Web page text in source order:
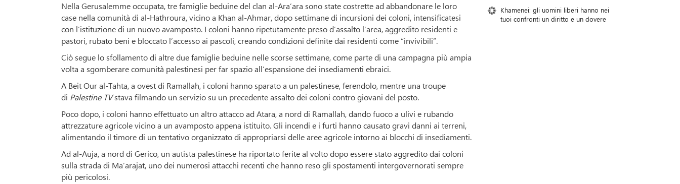
Nella Gerusalemme occupata, tre famiglie beduine del clan al-Ara’ara sono state costrette ad abbandonare le loro
case nella comunità di al-Hathroura, vicino a Khan al-Ahmar, dopo settimane di incursioni dei coloni, intensificatesi
con l’istituzione di un nuovo avamposto. I coloni hanno ripetutamente preso d’assalto l’area, aggredito residenti e
pastori, rubato beni e bloccato l’accesso ai pascoli, creando condizioni definite dai residenti come “invivibili”.
Ciò segue lo sfollamento di altre due famiglie beduine nelle scorse settimane, come parte di una campagna più ampia
volta a sgomberare comunità palestinesi per far spazio all’espansione dei insediamenti ebraici.
A Beit Our al-Tahta, a ovest di Ramallah, i coloni hanno sparato a un palestinese, ferendolo, mentre una troupe
di Palestine TVstava filmando un servizio su un precedente assalto dei coloni contro giovani del posto.
Poco dopo, i coloni hanno effettuato un altro attacco ad Atara, a nord di Ramallah, dando fuoco a ulivi e rubando
attrezzature agricole vicino a un avamposto appena istituito. Gli incendi e i furti hanno causato gravi danni ai terreni,
alimentando il timore di un tentativo organizzato di appropriarsi delle aree agricole intorno ai blocchi di insediamenti.
Ad al-Auja, a nord di Gerico, un autista palestinese ha riportato ferite al volto dopo essere stato aggredito dai coloni
sulla strada di Ma’arajat, uno dei numerosi attacchi recenti che hanno reso gli spostamenti intergovernorati sempre
più pericolosi.
Khamenei: gli uomini liberi hanno nei
tuoi confronti un diritto e un dovere